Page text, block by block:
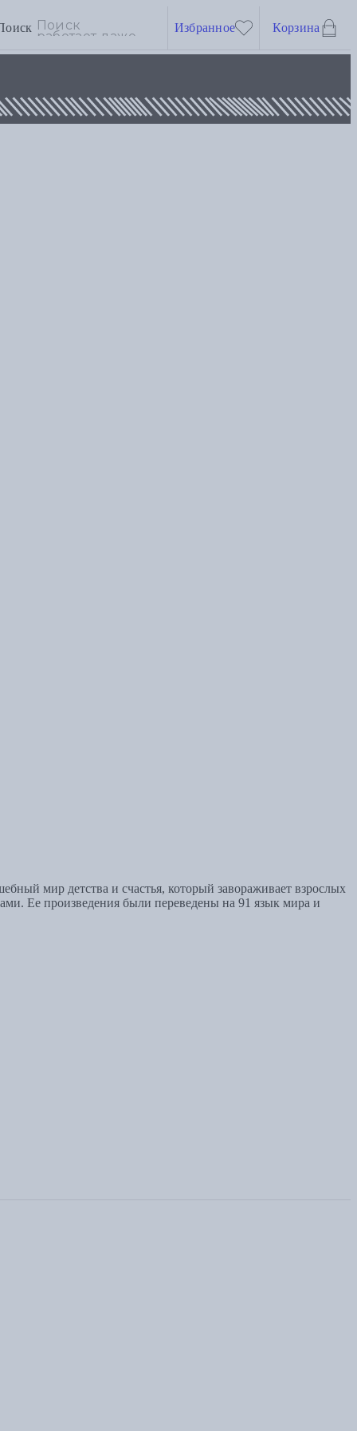
Избранное Корзина
мир детства и счастья, который завораживает взрослых
Ее произведения были переведены на 91 язык мира и